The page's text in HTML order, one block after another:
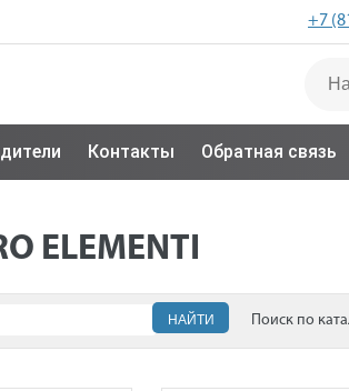
+7
Контакты Обратная связь
ELEMENTI
НАЙТИ Поиск по